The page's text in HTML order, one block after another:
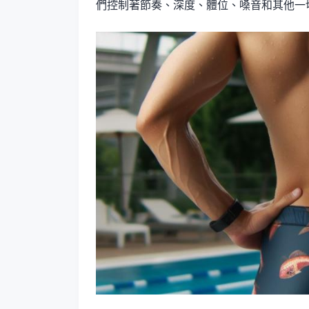
們控制著節奏、深度、體位、嗓音和其他一